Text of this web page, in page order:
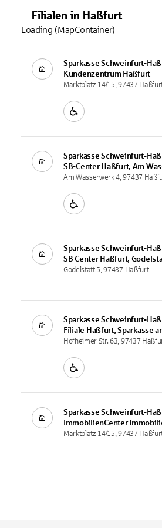
Filialen in Haßfurt
Sparkasse Schweinfurt-
Kundenzentrum Haßfurt
Marktplatz 14/15, 97437
Sparkasse Schweinfurt-
SB-Center Haßfurt, Am
Am Wasserwerk 4, 97437
Sparkasse Schweinfurt-
SB Center Haßfurt,
Godelstatt 5, 97437 Haßfurt
Sparkasse Schweinfurt-
Filiale Haßfurt, Sparkasse
Hofheimer Str. 63, 97437
Sparkasse Schweinfurt-
ImmobilienCenter
Marktplatz 14/15, 97437
Loading (MapContainer)